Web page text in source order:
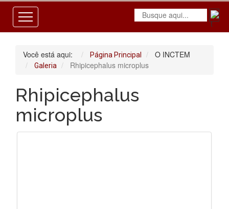
Você está aqui: Página Principal O INCTEM
Galeria Rhipicephalus microplus
Rhipicephalus
microplus